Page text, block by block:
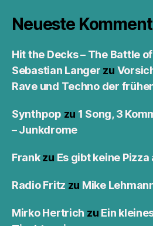
Neueste
Hit the Decks – The Battle
Sebastian Langer zu
Rave und Techno der
Synthpop zu 1 Song, 3
– Junkdrome
Frankzu Es gibt keine
Radio Fritz zu Mike
Mirko Hertrich zu Ein